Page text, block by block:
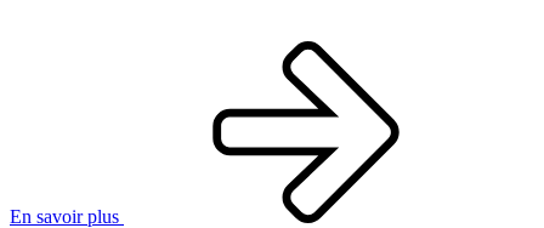
En savoir plus